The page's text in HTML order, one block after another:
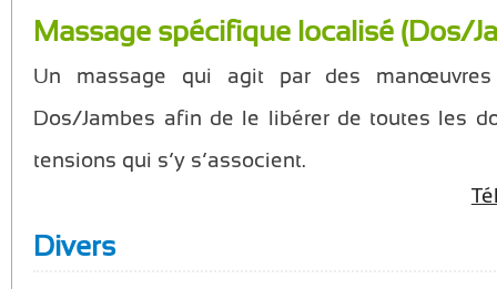
Massage spécifique localisé (Dos/
Un massage qui agit par des
Dos/Jambes afin de le libérer de toutes les
tensions qui s’y s’associent.
Divers